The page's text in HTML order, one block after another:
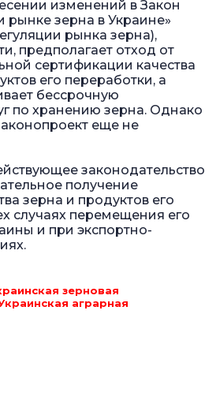
изменений в Закон
рынке зерна в Украине»
рынка зерна),
предполагает отход от
сертификации качества
его переработки, а
бессрочную
по хранению зерна. Однако
еще не
законодательство
получение
зерна и продуктов его
случаях перемещения его
и при экспортно-
зерновая
аграрная